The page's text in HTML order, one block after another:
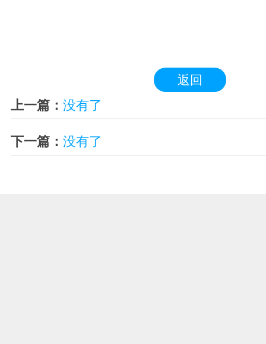
返回
上一篇： 没有了
下一篇： 没有了